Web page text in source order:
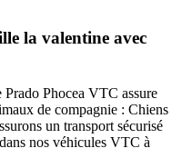
la valentine avec
Phocea VTC assure
de compagnie : Chiens
un transport sécurisé
nos véhicules VTC à